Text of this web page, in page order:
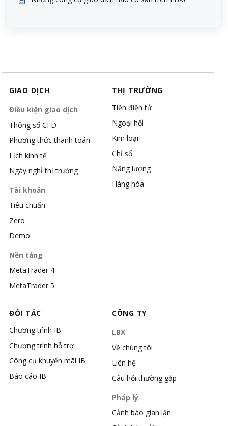
GIAO DỊCH
Điều kiện giao dịch
Thông số CFD
Phương thức thanh toán
Lịch kinh tế
Ngày nghỉ thị trường
Tài khoản
Tiêu chuẩn
Zero
Demo
Nền tảng
MetaTrader 4
MetaTrader 5
THỊ TRƯỜNG
Tiền điện tử
Ngoại hối
Kim loại
Chỉ số
Năng lượng
Hàng hóa
ĐỐI TÁC
Chương trình IB
Chương trình hỗ trợ
Công cụ khuyến mãi IB
Báo cáo IB
CÔNG TY
LBX
Về chúng tôi
Liên hệ
Câu hỏi thường gặp
Pháp lý
Cảnh báo gian lận